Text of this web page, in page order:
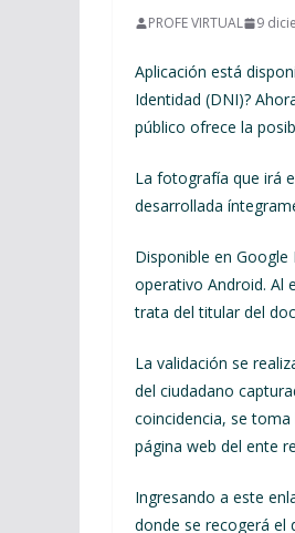
PROFE VIRTUAL 9
Aplicación está
Identidad (DNI)?
público ofrece la
La fotografía que irá
desarrollada
Disponible en
operativo Android. Al
trata del titular del
La validación se
del ciudadano
coincidencia, se
página web del ente
Ingresando a este
donde se recogerá el